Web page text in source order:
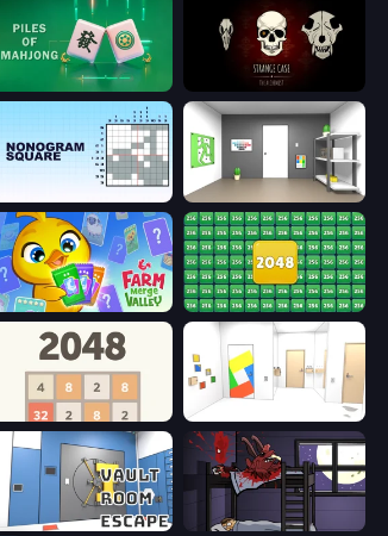
Piles of Mahjong
Paint Room Escape
Farm Merge Valley 2048 Merge Blocks
2048 Mirror Room Escape
Vault Room Escape The Visitor